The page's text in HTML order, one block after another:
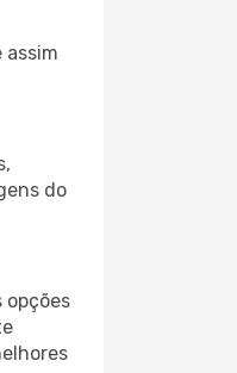
assim
do
opções